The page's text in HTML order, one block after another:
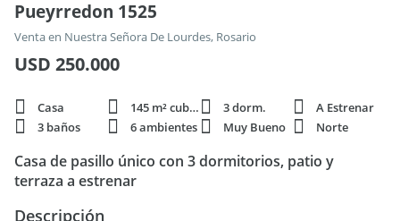
Pueyrredon 1525
Venta en Nuestra Señora De Lourdes, Rosario
USD 250.000
Casa 145 m² cubie. 3 dorm.
A Estrenar
3 baños
6 ambientes Muy Bueno Norte
Casa de pasillo único con 3 dormitorios, patio y
terraza a estrenar
Descripción